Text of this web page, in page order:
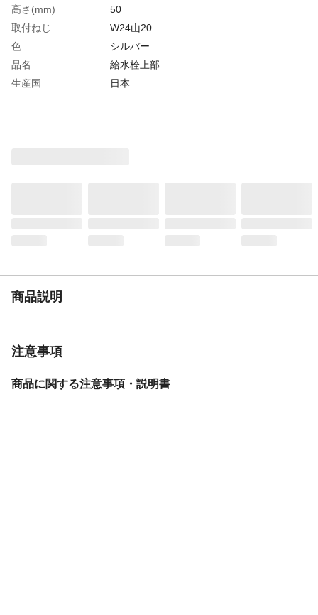
高さ(mm)
50
取付ねじ
W24山20
色
シルバー
品名
給水栓上部
生産国
日本
材質1
黄銅
商品説明
注意事項
商品に関する注意事項・説明書